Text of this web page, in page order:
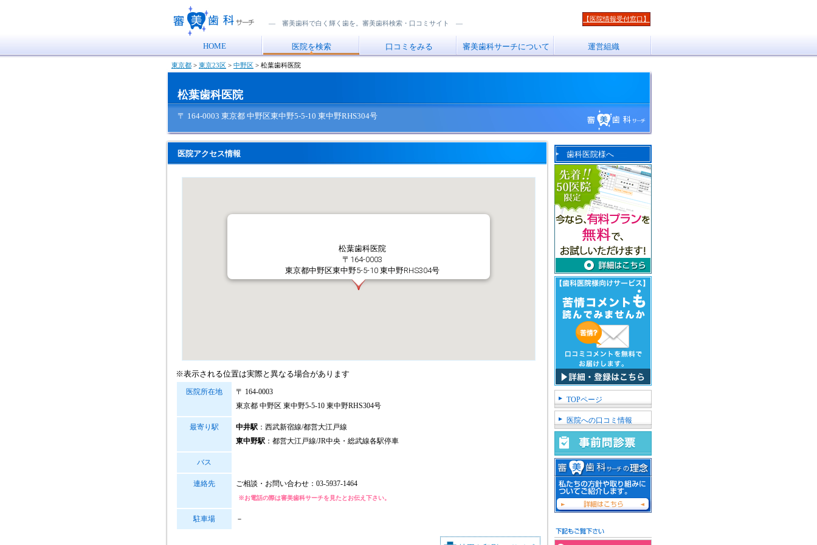
― 審美歯科で白く輝く歯を。審美歯科検索・口コミサイト ―
【医院情報受付窓口】
HOME 医院を検索 口コミをみる 審美歯科サーチについて 運営組織
東京都 > 東京23区 > 中野区 > 松葉歯科医院
松葉歯科医院
〒 164-0003 東京都 中野区東中野5-5-10 東中野RHS304号
医院アクセス情報
松葉歯科医院
〒164-0003
東京都中野区東中野5-5-10 東中野RHS304号
※表示される位置は実際と異なる場合があります
医院所在地
〒 164-0003
東京都 中野区 東中野5-5-10 東中野RHS304号
最寄り駅 中井駅 ：西武新宿線/都営大江戸線
東中野駅 ：都営大江戸線/JR中央・総武線各駅停車
バス
連絡先 ご相談・お問い合わせ： 03-5937-1464
※お電話の際は審美歯科サーチを見たとお伝え下さい。
駐車場 －
歯科医院様へ
TOPページ
医院への口コミ情報